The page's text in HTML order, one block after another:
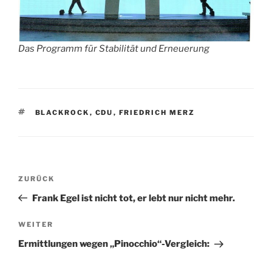
Das Programm für Stabilität und Erneuerung
SCHLAGWÖRTER
BLACKROCK , CDU , FRIEDRICH MERZ
Beitragsnavigation
Vorheriger
Beitrag
ZURÜCK
Frank Egel ist nicht tot, er lebt nur nicht mehr.
Nächster
Beitrag
WEITER
Ermittlungen wegen „Pinocchio“-Vergleich: